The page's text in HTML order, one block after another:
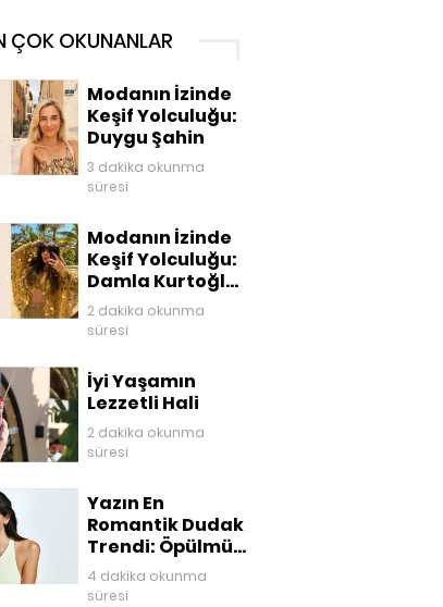
ÇOK OKUNANLAR
Modanın İzinde
Keşif Yolculuğu:
Duygu Şahin
3 dakika okunma
süresi
Modanın İzinde
Keşif Yolculuğu:
Damla Kurtoğlu
Akgönenç
2 dakika okunma
süresi
İyi Yaşamın
Lezzetli Hali
2 dakika okunma
süresi
Yazın En
Romantik Dudak
Trendi: Öpülmüş
Dudaklar
4 dakika okunma
süresi